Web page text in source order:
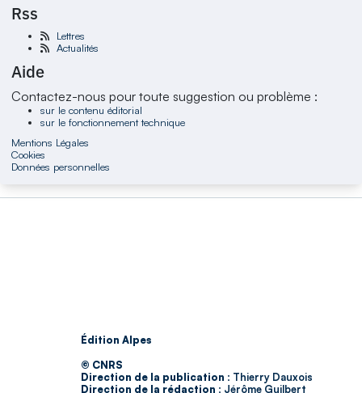
Rss
Lettres
Actualités
Aide
Contactez-nous pour toute suggestion ou problème :
sur le contenu éditorial
sur le fonctionnement technique
Mentions Légales
Cookies
Données personnelles
Édition Alpes
© CNRS
Direction de la publication : Thierry Dauxois
Direction de la rédaction : Jérôme Guilbert